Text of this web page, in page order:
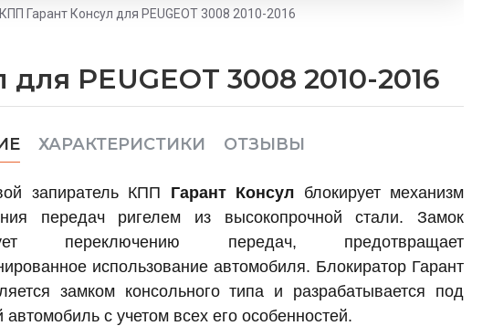
Гарант Консул для PEUGEOT 3008 2010-2016
PEUGEOT 3008 2010-2016
ХАРАКТЕРИСТИКИ ОТЗЫВЫ
запиратель КПП Гарант Консул блокирует механизм
передач ригелем из высокопрочной стали. Замок
переключению передач, предотвращает
использование автомобиля. Блокиратор Гарант
замком консольного типа и разрабатывается под
автомобиль с учетом всех его особенностей.